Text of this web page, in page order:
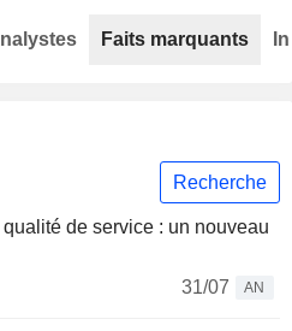
Recherche
de service : un nouveau
31/07
AN
Faits marquants